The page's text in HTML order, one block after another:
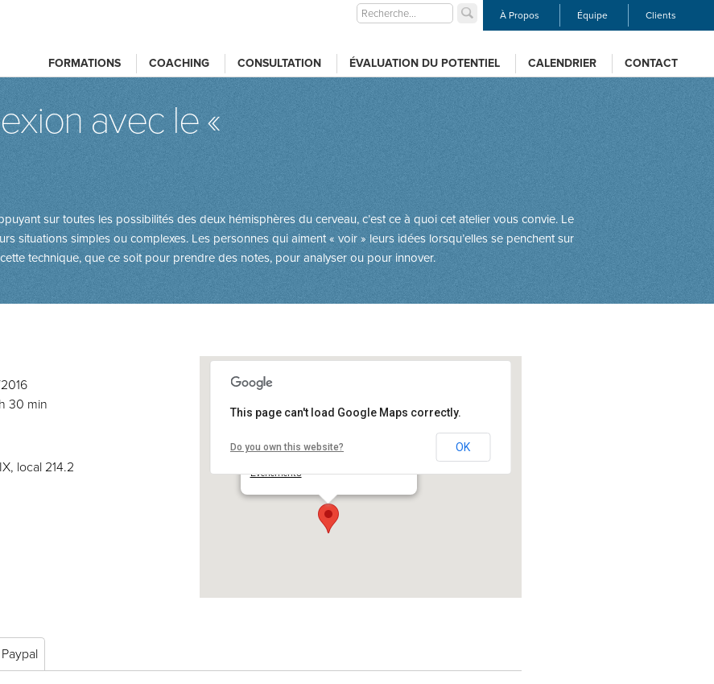
À Propos Équipe Clients
FORMATIONS COACHING CONSULTATION ÉVALUATION DU POTENTIEL CALENDRIER CONTACT
avec le «
sur toutes les possibilités des deux hémisphères du cerveau, c’est ce à quoi cet atelier vous convie. Le
situations simples ou complexes. Les personnes qui aiment « voir » leurs idées lorsqu’elles se penchent sur
technique, que ce soit pour prendre des notes, pour analyser ou pour innover.
COSE inc.
Événements
This page can't load Google Maps correctly.
Do you own this website? OK
30 min
local 214.2